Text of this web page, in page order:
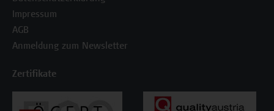
Impressum
AGB
Anmeldung zum Newsletter
Zertifikate